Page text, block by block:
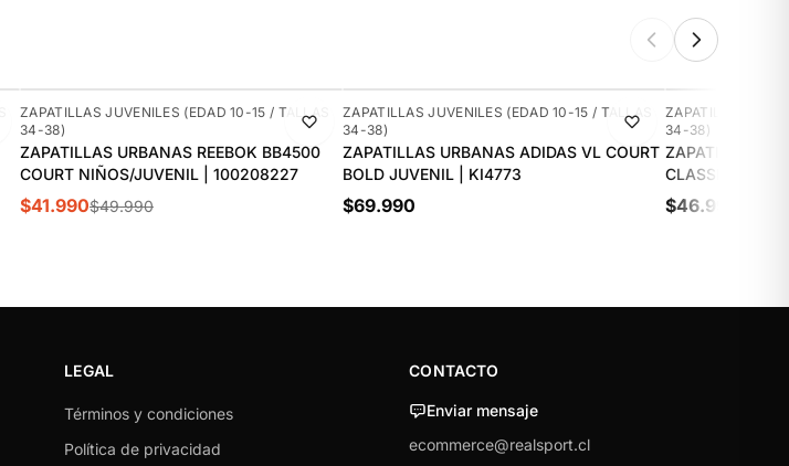
-16%
ZAPATILLAS JUVENILES (EDAD 10-15 / TALLAS
34-38)
ZAPATILLAS URBANAS REEBOK BB4500
COURT NIÑOS/JUVENIL | 100208227
$41.990$49.990
NUEVO
ZAPATILLAS JUVENILES (EDAD 10-15 / TALLAS
34-38)
ZAPATILLAS URBANAS ADIDAS VL COURT
BOLD JUVENIL | KI4773
$69.990
NUEVO
ZAPATILLAS
34-38)
ZAPATILLAS
CLASSIC
$46.990
LEGAL
Términos y condiciones
Política de privacidad
CONTACTO
Enviar mensaje
ecommerce@realsport.cl